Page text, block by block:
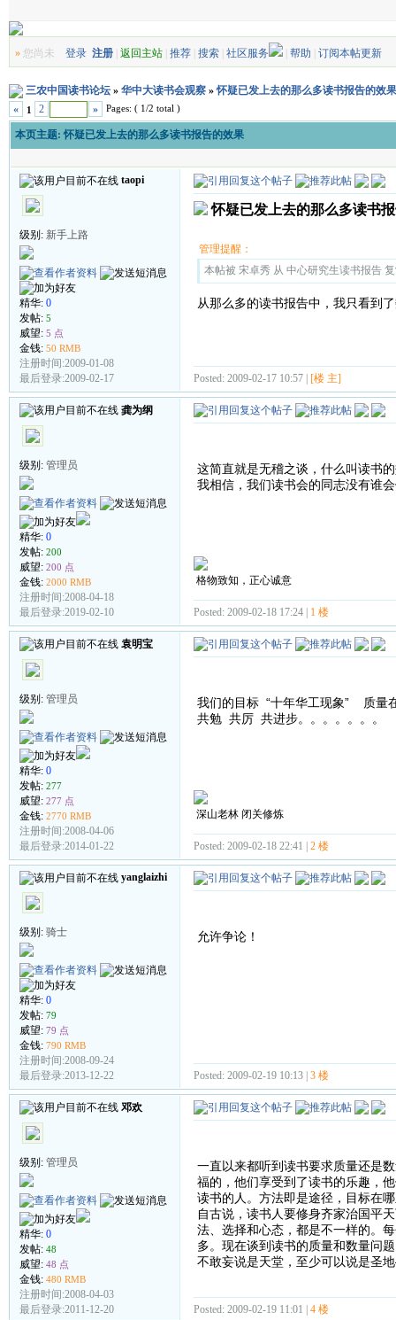
»您尚未 登录 注册| 返回主站| 推荐| 搜索| 社区服务 | 帮助 订阅本帖更新
三农中国读书论坛» 华中大读书会观察»怀疑已发上去的那么多读书报告的效果
«
1 2 » Pages: ( 1/2 total )
本页主题: 怀疑已发上去的那么多读书报告的效果
taopi
级别: 新手上路
精华: 0
发帖: 5
威望: 5 点
金钱: 50 RMB
注册时间:2009-01-08
最后登录:2009-02-17
怀疑已发上去的那么多读书
管理提醒：
本帖被 宋卓秀 从 中心研究生读书报告
从那么多的读书报告中，我只看到
Posted: 2009-02-17 10:57 | [楼 主]
龚为纲
级别: 管理员
精华: 0
发帖: 200
威望: 200 点
金钱: 2000 RMB
注册时间:2008-04-18
最后登录:2019-02-10
这简直就是无稽之谈，什么叫读书
我相信，我们读书会的同志没有谁
格物致知，正心诚意
Posted: 2009-02-18 17:24 | 1 楼
袁明宝
级别: 管理员
精华: 0
发帖: 277
威望: 277 点
金钱: 2770 RMB
注册时间:2008-04-06
最后登录:2014-01-22
我们的目标 “十年华工现象” 质量
共勉 共厉 共进步。。。。。。。
深山老林 闭关修炼
Posted: 2009-02-18 22:41 | 2 楼
yanglaizhi
级别: 骑士
精华: 0
发帖: 79
威望: 79 点
金钱: 790 RMB
注册时间:2008-09-24
最后登录:2013-12-22
允许争论！
Posted: 2009-02-19 10:13 | 3 楼
邓欢
级别: 管理员
精华: 0
发帖: 48
威望: 48 点
金钱: 480 RMB
注册时间:2008-04-03
最后登录:2011-12-20
一直以来都听到读书要求质量还是
福的，他们享受到了读书的乐趣，
读书的人。方法即是途径，目标在
自古说，读书人要修身齐家治国平
法、选择和心态，都是不一样的。
多。现在谈到读书的质量和数量问
不敢妄说是天堂，至少可以说是圣
Posted: 2009-02-19 11:01 | 4 楼